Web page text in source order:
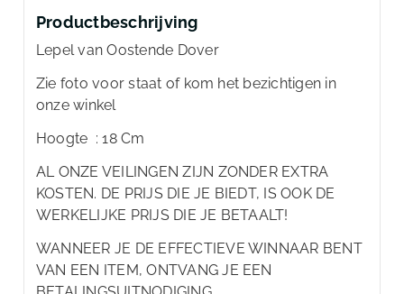
Productbeschrijving
Lepel van Oostende Dover
Zie foto voor staat of kom het bezichtigen in
onze winkel
Hoogte : 18 Cm
AL ONZE VEILINGEN ZIJN ZONDER EXTRA
KOSTEN. DE PRIJS DIE JE BIEDT, IS OOK DE
WERKELIJKE PRIJS DIE JE BETAALT!
WANNEER JE DE EFFECTIEVE WINNAAR BENT
VAN EEN ITEM, ONTVANG JE EEN